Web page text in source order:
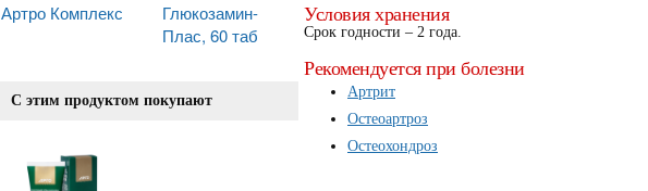
Артро Комплекс
Глюкозамин-
Плас, 60 таб
С этим продуктом покупают
Условия хранения
Срок годности – 2 года.
Рекомендуется при болезни
Артрит
Остеоартроз
Остеохондроз